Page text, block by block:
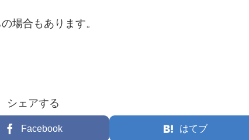
場合もあります。
シェアする
Facebook はてブ